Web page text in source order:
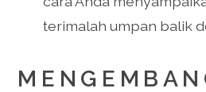
terimalah umpan balik